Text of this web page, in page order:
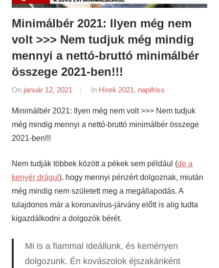
Minimálbér 2021: Ilyen még nem
volt >>> Nem tudjuk még mindig
mennyi a nettó-bruttó minimálbér
összege 2021-ben!!!
On január 12, 2021
By
In Hírek 2021, napifriss
Minimálbér 2021: Ilyen még nem volt >>> Nem tudjuk
még mindig mennyi a nettó-bruttó minimálbér összege
2021-ben!!!
Nem tudják többek között a pékek sem például (de a
kenyér drágul ), hogy mennyi pénzért dolgoznak, miután
még mindig nem született meg a megállapodás. A
tulajdonos már a koronavírus-járvány előtt is alig tudta
kigazdálkodni a dolgozók bérét.
Mi is a fiammal ideállunk, és keményen
dolgozunk. Én kovászolok éjszakánként